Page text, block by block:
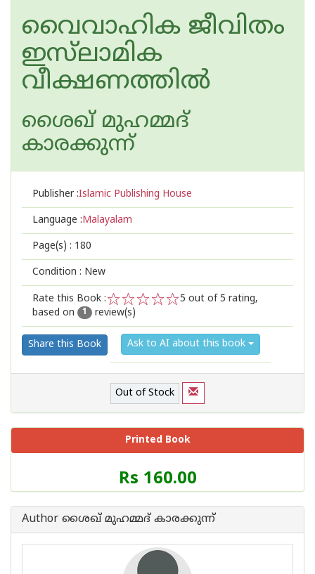
വൈവാഹിക ജീവിതം
ഇസ്‌ലാമിക
വീക്ഷണത്തില്‍
ശൈഖ് മുഹമ്മദ്
കാരക്കുന്ന്
Publisher :Islamic Publishing House
Language :Malayalam
Page(s) : 180
Condition : New
Rate this Book :
2
1
5 out of 5 rating,
based on
1 review(s)
Share this Book Ask to AI about this book
Out of Stock
Printed Book
Price
of
Book
Rs 160.00
Author ശൈഖ് മുഹമ്മദ് കാരക്കുന്ന്